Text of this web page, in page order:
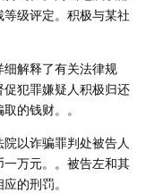
级评定。积极与某社
解释了有关法律规
犯罪嫌疑人积极归还
的钱财。。
以诈骗罪判处被告人
万元。。被告左和其
的刑罚。